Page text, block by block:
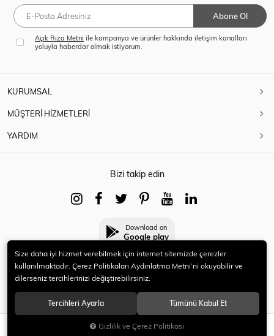
SEPETE EKLE
Abone Ol
Açık Rıza Metni ile kampanya ve ürünler hakkında iletişim kanalları
yoluyla haberdar olmak istiyorum.
KURUMSAL
MÜŞTERİ HİZMETLERİ
YARDIM
Bizi takip edin
Download on
Google play
© 2021 HERYENİ. Tüm hakları saklıdır.
Size daha iyi hizmet verebilmek için internet sitemizde çerezler
kullanılmaktadır. Çerez Politikaları Aydınlatma Metni’ni okuyabilir ve
dilerseniz tercihlerinizi değiştirebilirsiniz.
Tercihleri Ayarla Tümünü Kabul Et
Gizlilik ve Çerez Politikası